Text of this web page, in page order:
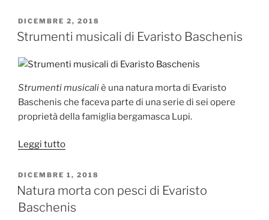
e
tendone
di
Baschenis”
PUBBLICATO
IL
DICEMBRE 2, 2018
Strumenti musicali di Evaristo Baschenis
Strumenti musicaliè una natura morta di Evaristo
Baschenis che faceva parte di una serie di sei opere
proprietà della famiglia bergamasca Lupi.
Leggi tutto“Strumenti
di
Evaristo
Baschenis”
PUBBLICATO
IL
DICEMBRE 1, 2018
Natura morta con pesci di Evaristo
Baschenis